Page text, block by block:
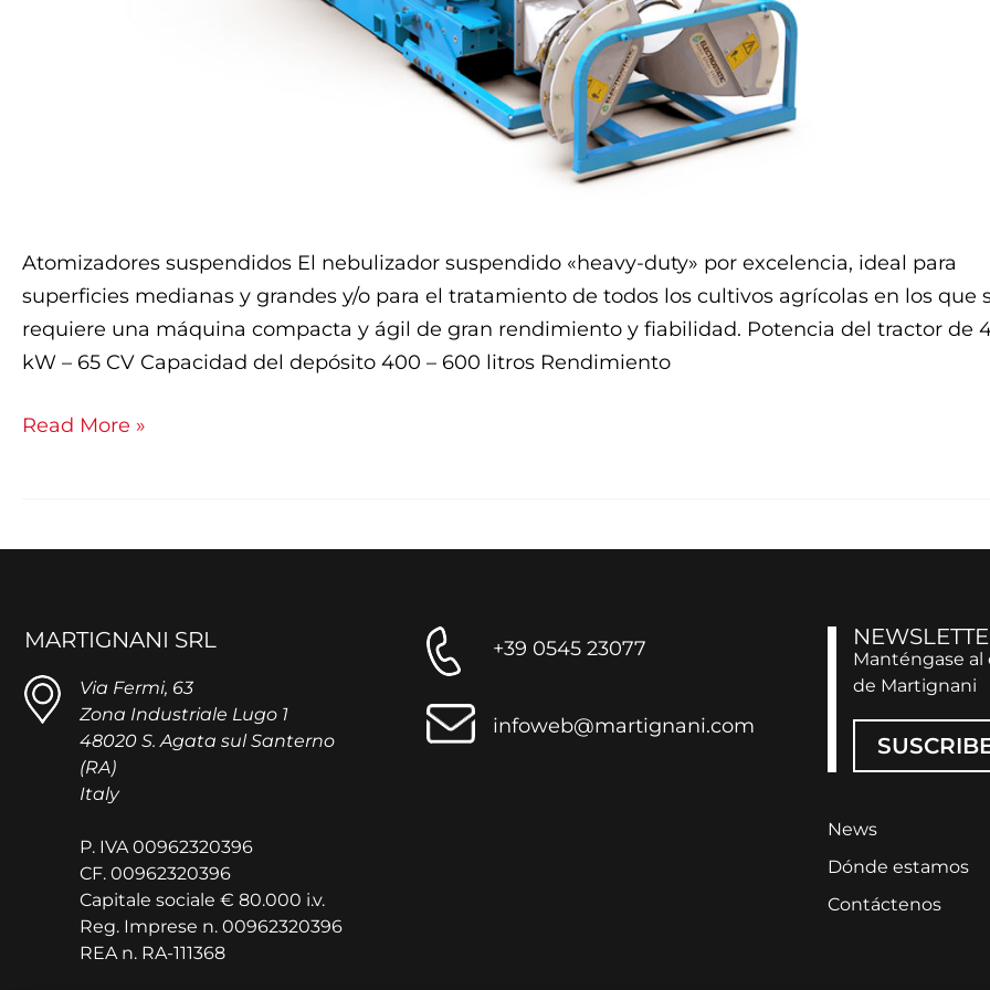
Atomizadores suspendidos El nebulizador suspendido «heavy-duty» por excelencia, ideal para
superficies medianas y grandes y/o para el tratamiento de todos los cultivos agrícolas en los que
requiere una máquina compacta y ágil de gran rendimiento y fiabilidad. Potencia del tractor de
kW – 65 CV Capacidad del depósito 400 – 600 litros Rendimiento
Read More »
MARTIGNANI SRL
Via Fermi, 63
Zona Industriale Lugo 1
48020 S. Agata sul Santerno
(RA)
Italy
P. IVA 00962320396
CF. 00962320396
Capitale sociale € 80.000 i.v.
Reg. Imprese n. 00962320396
REA n. RA-111368
+39 0545 23077
infoweb@martignani.com
Manténgase
de Martignani
News
Dónde estamos
Contáctenos